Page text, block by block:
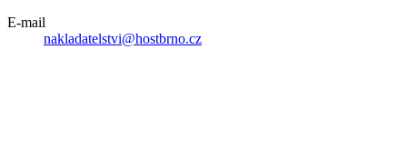
E-mail
nakladatelstvi@hostbrno.cz